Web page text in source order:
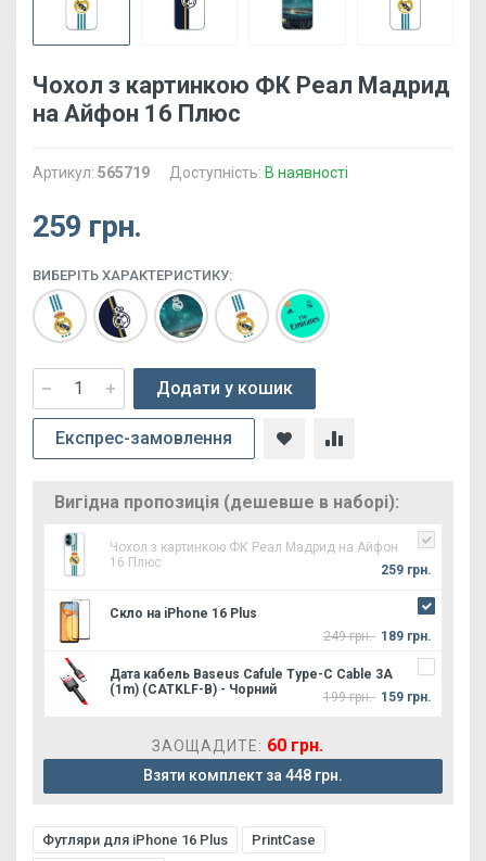
Чохол з картинкою ФК Реал Мадрид
на Айфон 16 Плюс
Артикул: 565719 Доступність: В наявності
259 грн.
ВИБЕРІТЬ ХАРАКТЕРИСТИКУ:
Додати у кошик
Експрес-замовлення
Вигідна пропозиція (дешевше в наборі):
Чохол з картинкою ФК Реал Мадрид на Айфон
16 Плюс
259 грн.
Скло на iPhone 16 Plus
249 грн. 189 грн.
Дата кабель Baseus Cafule Type-C Cable 3A
(1m) (CATKLF-B) - Чорний
199 грн. 159 грн.
ЗАОЩАДИТЕ: 60 грн.
Взяти комплект за 448 грн.
Футляри для iPhone 16 Plus
PrintCase